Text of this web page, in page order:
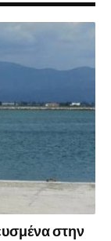
στην